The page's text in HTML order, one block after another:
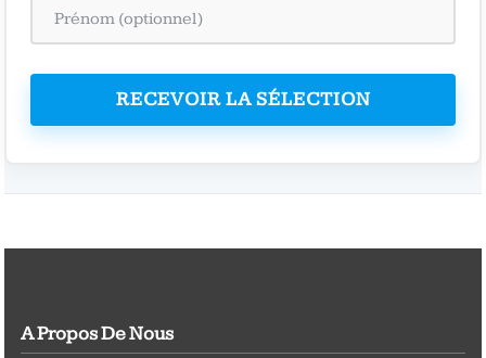
RECEVOIR LA SÉLECTION
A Propos De Nous